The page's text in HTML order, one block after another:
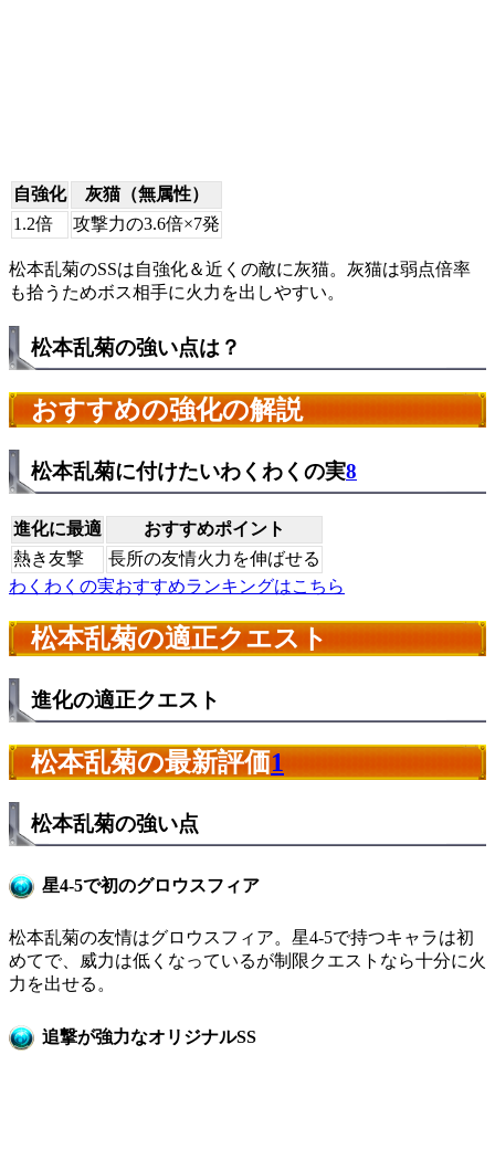
自強化
灰猫（無属性）
1.2倍
攻撃力の3.6倍×7発
松本乱菊のSSは自強化＆近くの敵に灰猫。灰猫は弱点倍率
も拾うためボス相手に火力を出しやすい。
松本乱菊の強い点は？
おすすめの強化の解説
松本乱菊に付けたいわくわくの実8
進化に最適
おすすめポイント
熱き友撃
長所の友情火力を伸ばせる
わくわくの実おすすめランキングはこちら
松本乱菊の適正クエスト
進化の適正クエスト
松本乱菊の最新評価1
松本乱菊の強い点
星4-5で初のグロウスフィア
松本乱菊の友情はグロウスフィア。星4-5で持つキャラは初
めてで、威力は低くなっているが制限クエストなら十分に火
力を出せる。
追撃が強力なオリジナルSS